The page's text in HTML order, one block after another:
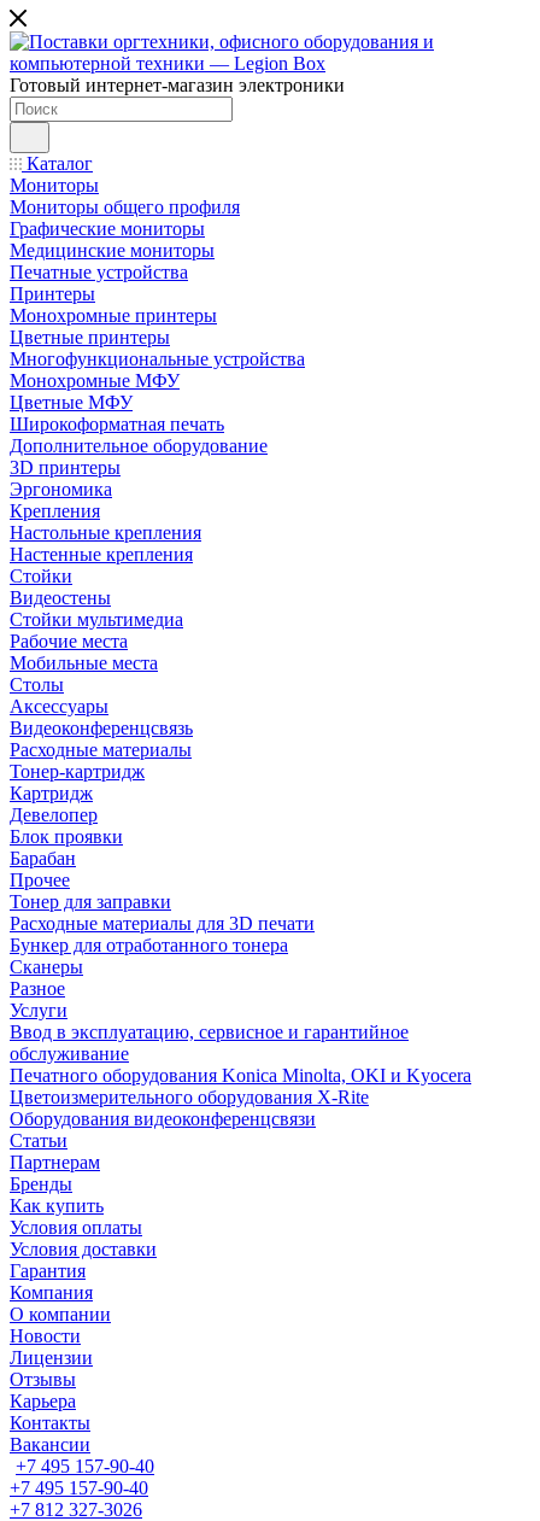
Готовый интернет-магазин электроники
Каталог
Мониторы
Мониторы общего профиля
Графические мониторы
Медицинские мониторы
Печатные устройства
Принтеры
Моноxромныe принтеры
Цвeтныe принтеры
Многофункциональные устройства
Монохромные МФУ
Цветные МФУ
Широкоформатная печать
Дополнительное оборудование
3D принтеры
Эргономика
Крепления
Настольные крепления
Настенные крепления
Стойки
Видеостены
Стойки мультимедиа
Рабочие места
Мобильные места
Столы
Аксессуары
Видеоконференцсвязь
Расходные материалы
Тонер-картридж
Картридж
Девелопер
Блок проявки
Барабан
Прочее
Тонер для заправки
Расходные материалы для 3D печати
Бункер для отработанного тонера
Сканеры
Разное
Услуги
Ввод в эксплуатацию, сервисное и гарантийное
обслуживание
Печатного оборудования Konica Minolta, OKI и Kyocera
Цветоизмерительного оборудования X-Rite
Оборудования видеоконференцсвязи
Статьи
Партнерам
Бренды
Как купить
Условия оплаты
Условия доставки
Гарантия
Компания
О компании
Новости
Лицензии
Отзывы
Карьера
Контакты
Вакансии
+7 495 157-90-40
+7 495 157-90-40
+7 812 327-3026